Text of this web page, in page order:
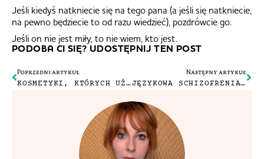
Jeśli kiedyś natkniecie się na tego pana (a jeśli się natkniecie,
na pewno będziecie to od razu wiedzieć), pozdrówcie go.
Jeśli on nie jest miły, to nie wiem, kto jest.
PODOBA CI SIĘ? UDOSTĘPNIJ TEN POST
Poprzedni artykuł
KOSMETYKI, KTÓRYCH UŻYWAM NA CO DZIEŃ #2
Następny artykuł
JĘZYKOWA SCHIZOFRENIA 3 – DWUJĘZYCZNOŚĆ A PISANIE